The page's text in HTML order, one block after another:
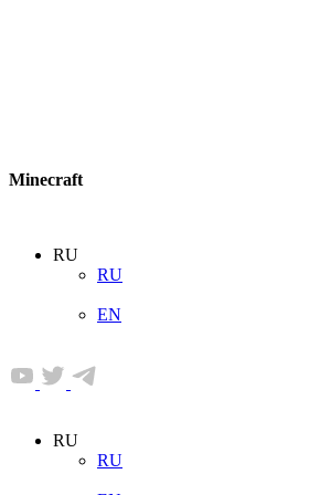
Minecraft
RU
RU
EN
RU
RU